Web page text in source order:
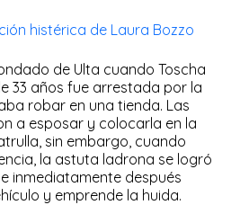
histérica de Laura Bozzo
de Ulta cuando Toscha
33 años fue arrestada por la
robar en una tienda. Las
a esposar y colocarla en la
sin embargo, cuando
la astuta ladrona se logró
inmediatamente después
y emprende la huida.